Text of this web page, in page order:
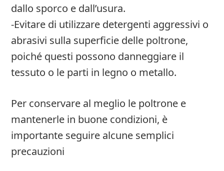
dallo sporco e dall’usura.
-Evitare di utilizzare detergenti aggressivi o
abrasivi sulla superficie delle poltrone,
poiché questi possono danneggiare il
tessuto o le parti in legno o metallo.
Per conservare al meglio le poltrone e
mantenerle in buone condizioni, è
importante seguire alcune semplici
precauzioni